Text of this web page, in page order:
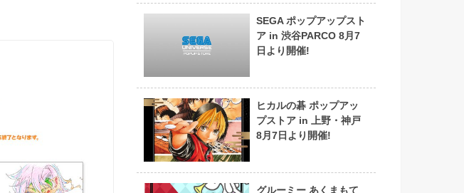
SEGA ポップアップスト
ア in 渋谷PARCO 8月7
日より開催!
ヒカルの碁 ポップアッ
プストア in 上野・神戸
8月7日より開催!
グルーミー あくまもて